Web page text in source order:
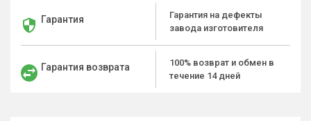
Гарантия
Гарантия на дефекты
завода изготовителя
Гарантия возврата
100% возврат и обмен в
течение 14 дней